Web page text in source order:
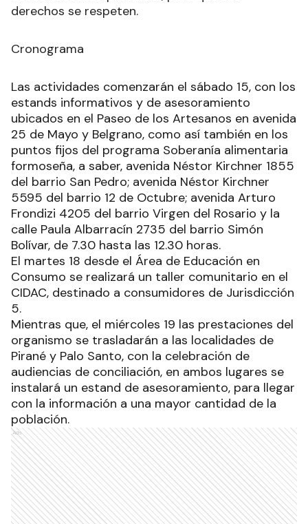
derechos se respeten.
Cronograma
Las actividades comenzarán el sábado 15, con los
estands informativos y de asesoramiento
ubicados en el Paseo de los Artesanos en avenida
25 de Mayo y Belgrano, como así también en los
puntos fijos del programa Soberanía alimentaria
formoseña, a saber, avenida Néstor Kirchner 1855
del barrio San Pedro; avenida Néstor Kirchner
5595 del barrio 12 de Octubre; avenida Arturo
Frondizi 4205 del barrio Virgen del Rosario y la
calle Paula Albarracín 2735 del barrio Simón
Bolívar, de 7.30 hasta las 12.30 horas.
El martes 18 desde el Área de Educación en
Consumo se realizará un taller comunitario en el
CIDAC, destinado a consumidores de Jurisdicción
5.
Mientras que, el miércoles 19 las prestaciones del
organismo se trasladarán a las localidades de
Pirané y Palo Santo, con la celebración de
audiencias de conciliación, en ambos lugares se
instalará un estand de asesoramiento, para llegar
con la información a una mayor cantidad de la
población.
Ads